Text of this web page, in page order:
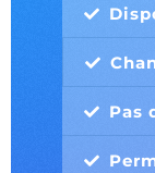
Pas